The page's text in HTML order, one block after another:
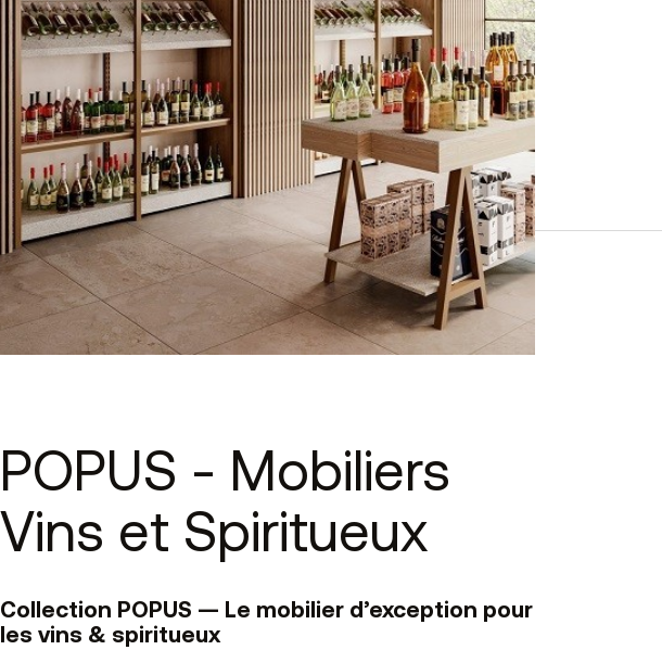
POPUS - Mobiliers
Vins et Spiritueux
Collection POPUS — Le mobilier d’exception pour
les vins & spiritueux